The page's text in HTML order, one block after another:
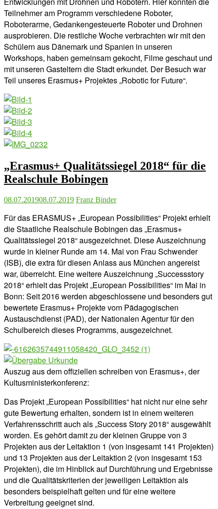
Teilnehmer am Programm verschiedene Roboter,
Roboterarme, Gedankengesteuerte Roboter und Drohnen
ausprobieren. Die restliche Woche verbrachten wir mit den
Schülern aus Dänemark und Spanien in unseren
Workshops, haben gemeinsam gekocht, Filme geschaut und
mit unseren Gasteltern die Stadt erkundet. Der Besuch war
Teil unseres Erasmus+ Projektes „Robotic for Future“.
„Erasmus+ Qualitätssiegel 2018“ für die
Realschule Bobingen
08.07.201908.07.2019 Franz Binder
Für das ERASMUS+ „European Possibilities“ Projekt erhielt
die Staatliche Realschule Bobingen das „Erasmus+
Qualitätssiegel 2018“ ausgezeichnet. Diese Auszeichnung
wurde in kleiner Runde am 14. Mai von Frau Schwender
(ISB), die extra für diesen Anlass aus München angereist
war, überreicht. Eine weitere Auszeichnung „Successstory
2018“ erhielt das Projekt „European Possibilities“ im Mai in
Bonn: Seit 2016 werden abgeschlossene und besonders gut
bewertete Erasmus+ Projekte vom Pädagogischen
Austauschdienst (PAD), der Nationalen Agentur für den
Schulbereich dieses Programms, ausgezeichnet.
Auszug aus dem offiziellen schreiben von Erasmus+, der
Kultusministerkonferenz:
Das Projekt „European Possibilities“ hat nicht nur eine sehr
gute Bewertung erhalten, sondern ist in einem weiteren
Verfahrensschritt auch als „Success Story 2018“ ausgewählt
worden. Es gehört damit zu der kleinen Gruppe von 3
Projekten aus der Leitaktion 1 (von insgesamt 141 Projekten)
und 13 Projekten aus der Leitaktion 2 (von insgesamt 153
Projekten), die im Hinblick auf Durchführung und Ergebnisse
und die Qualitätskriterien der jeweiligen Leitaktion als
besonders beispielhaft gelten und für eine weitere
Verbreitung geeignet sind.